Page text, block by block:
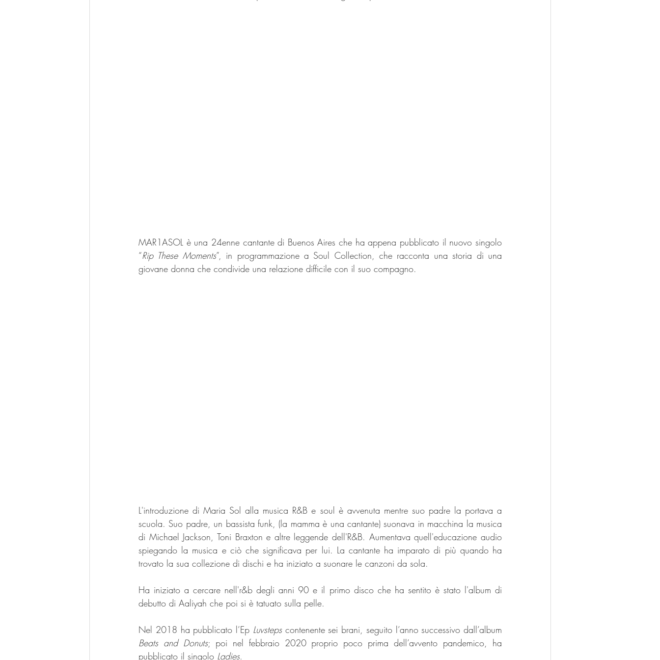
MAR1ASOL è una 24enne cantante di Buenos Aires che ha appena pubblicato il nuovo singolo
“Rip These Moments”, in programmazione a Soul Collection, che racconta una storia di una
giovane donna che condivide una relazione difficile con il suo compagno.
L'introduzione di Maria Sol alla musica R&B e soul è avvenuta mentre suo padre la portava a
scuola. Suo padre, un bassista funk, (la mamma è una cantante) suonava in macchina la musica
di Michael Jackson, Toni Braxton e altre leggende dell'R&B. Aumentava quell'educazione audio
spiegando la musica e ciò che significava per lui. La cantante ha imparato di più quando ha
trovato la sua collezione di dischi e ha iniziato a suonare le canzoni da sola.
Ha iniziato a cercare nell'r&b degli anni 90 e il primo disco che ha sentito è stato l'album di
debutto di Aaliyah che poi si è tatuato sulla pelle.
Nel 2018 ha pubblicato l’Ep Luvsteps
Beats and Donuts; poi nel febbraio 2020 proprio poco prima dell’avvento pandemico, ha
pubblicato il singolo Ladies.